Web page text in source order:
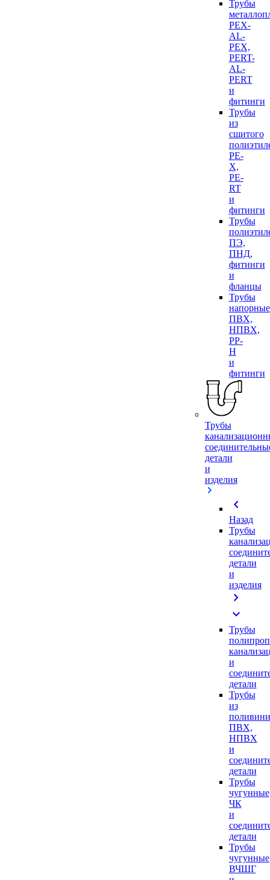
Трубы
PEX-
AL-
PEX,
PERT-
AL-
PERT
и
фитинги
Трубы
из
сшитого
PE-
X,
PE-
RT
и
фитинги
Трубы
ПЭ,
ПНД,
фитинги
и
фланцы
Трубы
напорные
ПВХ,
НПВХ,
PP-
H
и
фитинги
Трубы
детали
и
изделия
chevron_left
Назад
Трубы
детали
и
изделия
chevron_right
expand_more
Трубы
и
детали
Трубы
из
ПВХ,
НПВХ
и
детали
Трубы
чугунные
ЧК
и
детали
Трубы
чугунные
ВЧШГ